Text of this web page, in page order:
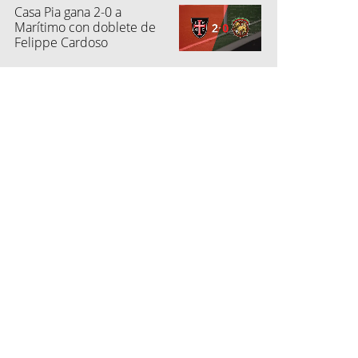
(DataFactory)
Casa Pia gana 2-0 a
Marítimo con doblete de
Felippe Cardoso